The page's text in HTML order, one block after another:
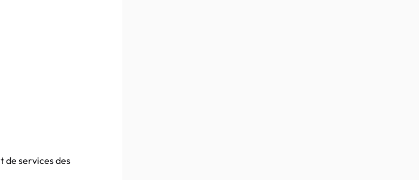
de services des